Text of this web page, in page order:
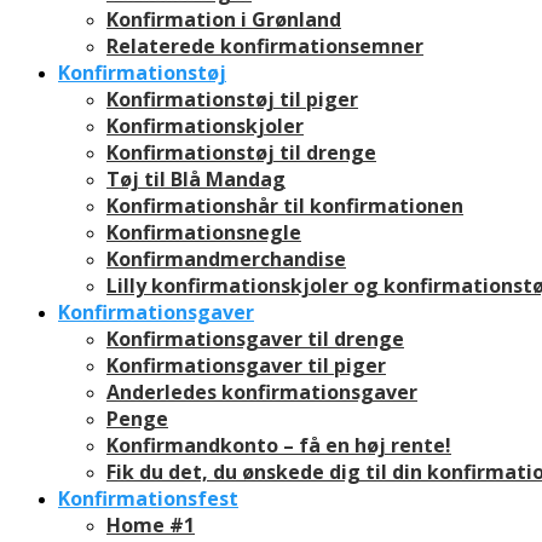
Konfirmation i Grønland
Relaterede konfirmationsemner
Konfirmationstøj
Konfirmationstøj til piger
Konfirmationskjoler
Konfirmationstøj til drenge
Tøj til Blå Mandag
Konfirmationshår til konfirmationen
Konfirmationsnegle
Konfirmandmerchandise
Lilly konfirmationskjoler og
Konfirmationsgaver
Konfirmationsgaver til drenge
Konfirmationsgaver til piger
Anderledes konfirmationsgaver
Penge
Konfirmandkonto – få en høj rente!
Fik du det, du ønskede dig til din
Konfirmationsfest
Home #1